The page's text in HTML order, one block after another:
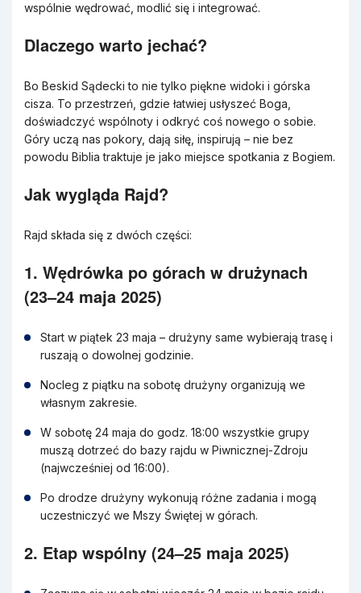
wspólnie wędrować, modlić się i integrować.
Dlaczego warto jechać?
Bo Beskid Sądecki to nie tylko piękne widoki i górska
cisza. To przestrzeń, gdzie łatwiej usłyszeć Boga,
doświadczyć wspólnoty i odkryć coś nowego o sobie.
Góry uczą nas pokory, dają siłę, inspirują – nie bez
powodu Biblia traktuje je jako miejsce spotkania z Bogiem.
Jak wygląda Rajd?
Rajd składa się z dwóch części:
1. Wędrówka po górach w drużynach
(23–24 maja 2025)
Start w piątek 23 maja – drużyny same wybierają trasę i
ruszają o dowolnej godzinie.
Nocleg z piątku na sobotę drużyny organizują we
własnym zakresie.
W sobotę 24 maja do godz. 18:00 wszystkie grupy
muszą dotrzeć do bazy rajdu w Piwnicznej-Zdroju
(najwcześniej od 16:00).
Po drodze drużyny wykonują różne zadania i mogą
uczestniczyć we Mszy Świętej w górach.
2. Etap wspólny (24–25 maja 2025)